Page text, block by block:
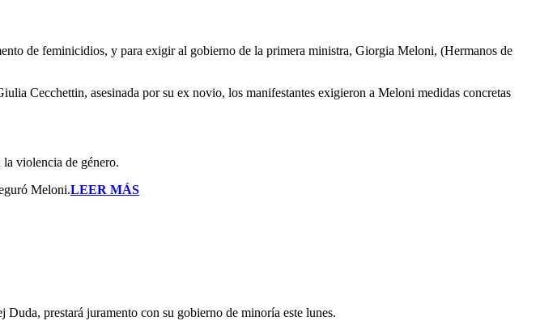
de feminicidios, y para exigir al gobierno de la primera ministra, Giorgia Meloni, (Hermanos de
Cecchettin, asesinada por su ex novio, los manifestantes exigieron a Meloni medidas concretas
violencia de género.
Meloni.LEER MÁS
prestará juramento con su gobierno de minoría este lunes.